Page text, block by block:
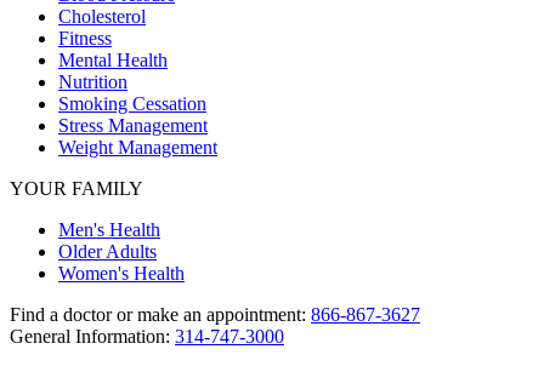
Cholesterol
Fitness
Mental Health
Nutrition
Smoking Cessation
Stress Management
Weight Management
YOUR FAMILY
Men's Health
Older Adults
Women's Health
Find a doctor or make an appointment: 866-867-3627
General Information: 314-747-3000